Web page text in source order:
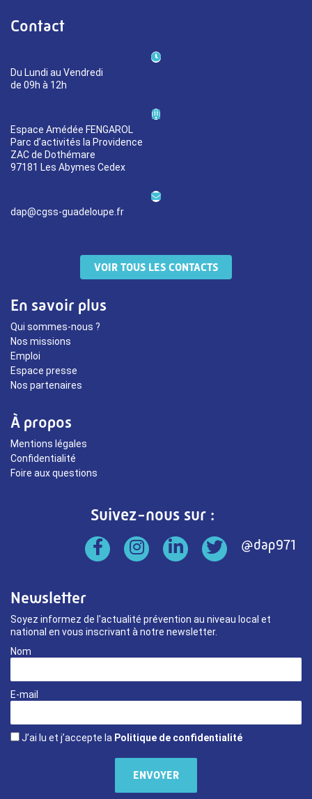
Contact
Du Lundi au Vendredi
de 09h à 12h
Espace Amédée FENGAROL
Parc d’activités la Providence
ZAC de Dothémare
97181 Les Abymes Cedex
dap@cgss-guadeloupe.fr
VOIR TOUS LES CONTACTS
En savoir plus
Qui sommes-nous ?
Nos missions
Emploi
Espace presse
Nos partenaires
À propos
Mentions légales
Confidentialité
Foire aux questions
Suivez-nous sur :
Newsletter
Soyez informez de l'actualité prévention au niveau local et
national en vous inscrivant à notre newsletter.
Nom
E-mail
J’ai lu et j’accepte la Politique de confidentialité